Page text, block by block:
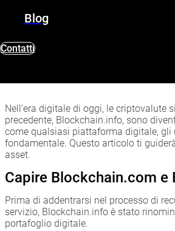
Blog
Contatti
Nell’era digitale di oggi, le
precedente, Blockchain.info, sono
come qualsiasi piattaforma digitale, gli
fondamentale. Questo articolo ti
asset.
Capire Blockchain.com e
Prima di addentrarsi nel processo di
servizio, Blockchain.info è stato
portafoglio digitale.